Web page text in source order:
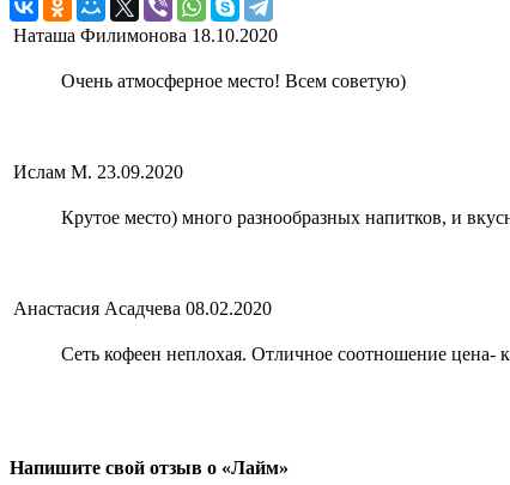
Наташа Филимонова 18.10.2020
Очень атмосферное место! Всем советую)
Ислам М. 23.09.2020
Крутое место) много разнообразных напитков, и
Анастасия Асадчева 08.02.2020
Сеть кофеен неплохая. Отличное соотношение цена-
Напишите свой отзыв о «Лайм»